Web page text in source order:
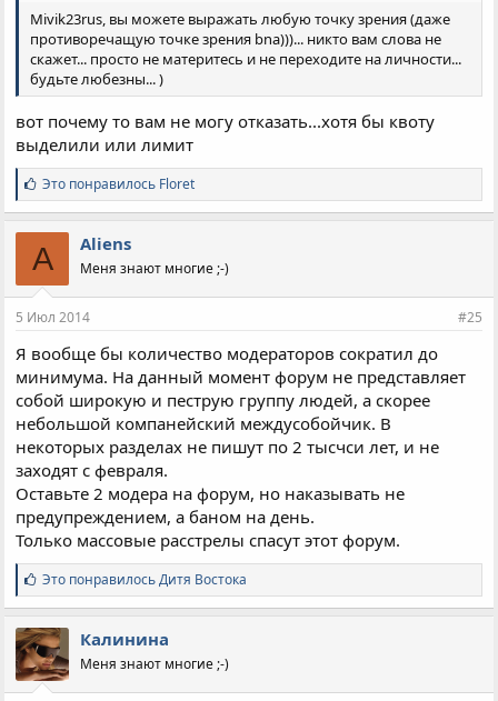
Mivik23rus, вы можете выражать любую точку зрения (даже
противоречащую точке зрения bna)))... никто вам слова не
скажет... просто не материтесь и не переходите на личности...
будьте любезны... )
вот почему то вам не могу отказать...хотя бы квоту
выделили или лимит
С
и
м
п
а
т
и
:
Это понравилось Floret
A Aliens
Меня знают многие ;-)
5 Июл 2014 #25
Я вообще бы количество модераторов сократил до
минимума. На данный момент форум не представляет
собой широкую и пеструю группу людей, а скорее
небольшой компанейский междусобойчик. В
некоторых разделах не пишут по 2 тысчси лет, и не
заходят с февраля.
Оставьте 2 модера на форум, но наказывать не
предупреждением, а баном на день.
Только массовые расстрелы спасут этот форум.
С
и
м
п
а
т
и
Это понравилосьДитя Востока
Калинина
Меня знают многие ;-)